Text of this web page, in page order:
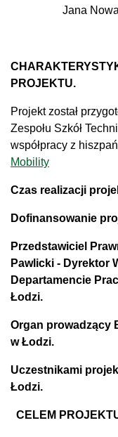
Jana
PROJEKTU.
Projekt został
Zespołu Szkół
współpracy z
Mobility
Czas realizacji
Dofinansowanie
Przedstawiciel
Pawlicki - Dyrektor
Departamencie
Łodzi.
Organ prowadzący
w Łodzi.
Uczestnikami
Łodzi.
CELEM